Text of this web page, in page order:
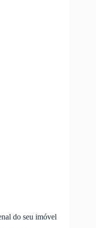
do seu imóvel